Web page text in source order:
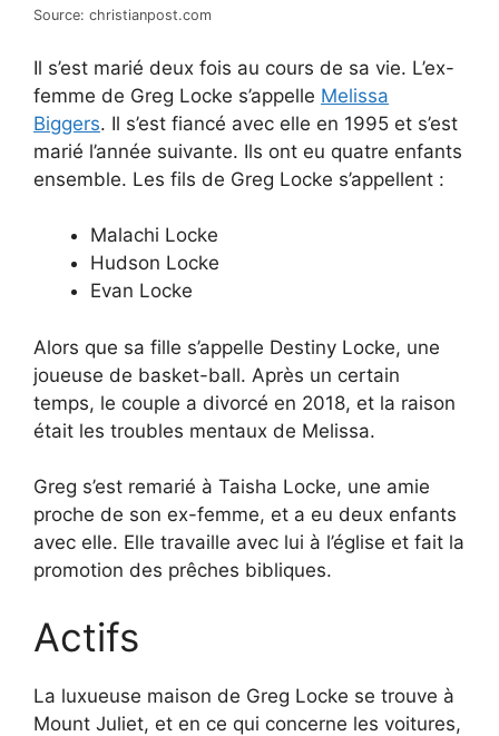
Source: christianpost.com
Il s’est marié deux fois au cours de sa vie. L’ex-
femme de Greg Locke s’appelle Melissa
Biggers. Il s’est fiancé avec elle en 1995 et s’est
marié l’année suivante. Ils ont eu quatre enfants
ensemble. Les fils de Greg Locke s’appellent :
Malachi Locke
Hudson Locke
Evan Locke
Alors que sa fille s’appelle Destiny Locke, une
joueuse de basket-ball. Après un certain
temps, le couple a divorcé en 2018, et la raison
était les troubles mentaux de Melissa.
Greg s’est remarié à Taisha Locke, une amie
proche de son ex-femme, et a eu deux enfants
avec elle. Elle travaille avec lui à l’église et fait la
promotion des prêches bibliques.
Actifs
La luxueuse maison de Greg Locke se trouve à
Mount Juliet, et en ce qui concerne les voitures,